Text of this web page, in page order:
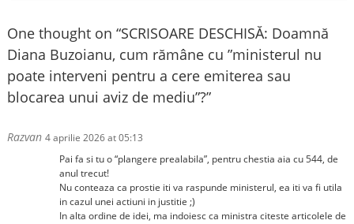
One thought on “SCRISOARE DESCHISĂ: Doamnă
Diana Buzoianu, cum rămâne cu ”ministerul nu
poate interveni pentru a cere emiterea sau
blocarea unui aviz de mediu”?”
Razvan 4 aprilie 2026 at 05:13
Pai fa si tu o “plangere prealabila”, pentru chestia aia cu 544, de
anul trecut!
Nu conteaza ca prostie iti va raspunde ministerul, ea iti va fi utila
in cazul unei actiuni in justitie ;)
In alta ordine de idei, ma indoiesc ca ministra citeste articolele de